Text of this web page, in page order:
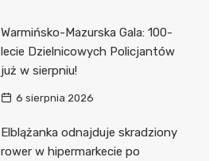
Warmińsko-Mazurska Gala: 100-
lecie Dzielnicowych Policjantów
już w sierpniu!
6 sierpnia 2026
Elblążanka odnajduje skradziony
rower w hipermarkecie po